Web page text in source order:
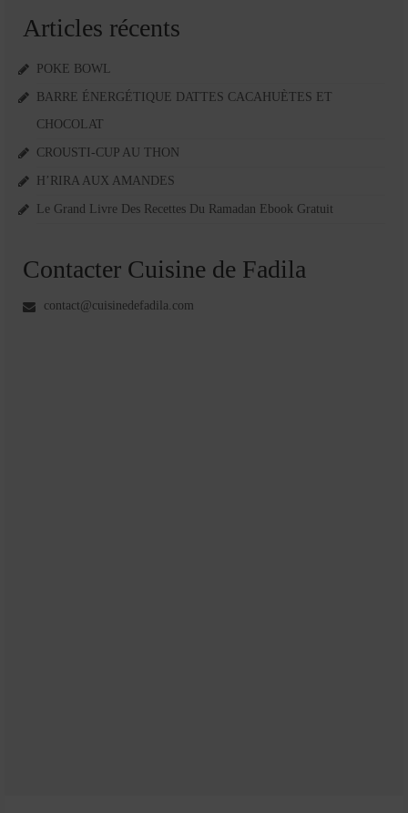
Articles récents
POKE BOWL
BARRE ÉNERGÉTIQUE DATTES CACAHUÈTES ET
CHOCOLAT
CROUSTI-CUP AU THON
H’RIRA AUX AMANDES
Le Grand Livre Des Recettes Du Ramadan Ebook Gratuit
Contacter Cuisine de Fadila
contact@cuisinedefadila.com